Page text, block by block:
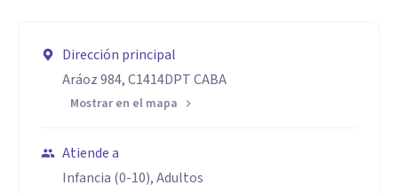
Dirección principal
Aráoz 984, C1414DPT CABA
Mostrar en el mapa
Atiende a
Infancia (0-10), Adultos